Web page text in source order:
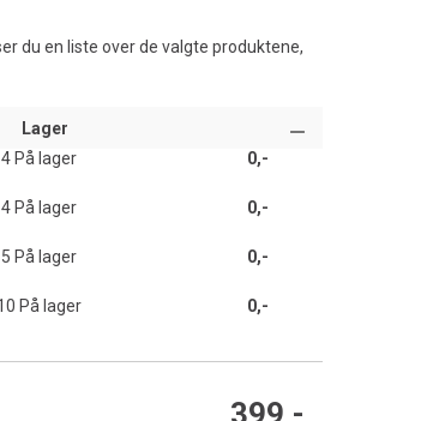
du en liste over de valgte produktene,
Lager
4 På lager 0,-
4 På lager 0,-
5 På lager 0,-
På lager 0,-
399,-